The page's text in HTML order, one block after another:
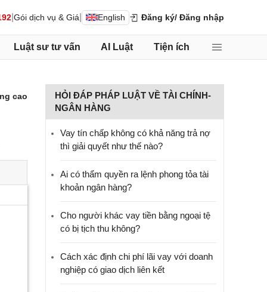
Gói dịch vụ & Giá English Đăng ký/ Đăng nhập
Luật sư tư vấn AI Luật Tiện ích
cao
HỎI ĐÁP PHÁP LUẬT VỀ TÀI CHÍNH-
NGÂN HÀNG
Vay tín chấp không có khả năng trả nợ
thì giải quyết như thế nào?
Ai có thẩm quyền ra lệnh phong tỏa tài
khoản ngân hàng?
Cho người khác vay tiền bằng ngoại tệ
có bị tịch thu không?
Cách xác định chi phí lãi vay với doanh
nghiệp có giao dịch liên kết